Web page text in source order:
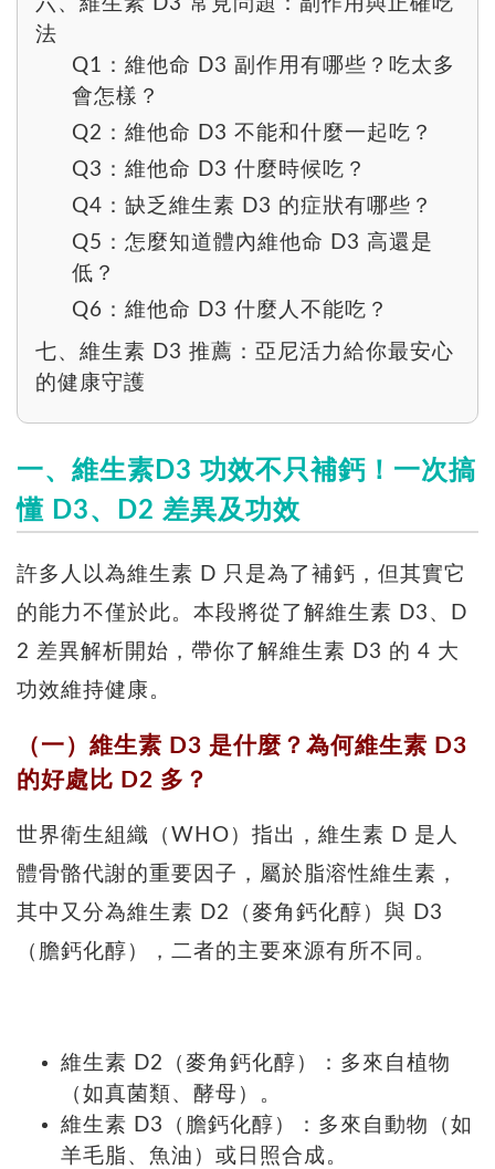
法
Q1：維他命 D3 副作用有哪些？吃太多
會怎樣？
Q2：維他命 D3 不能和什麼一起吃？
Q3：維他命 D3 什麼時候吃？
Q4：缺乏維生素 D3 的症狀有哪些？
Q5：怎麼知道體內維他命 D3 高還是
低？
Q6：維他命 D3 什麼人不能吃？
七、維生素 D3 推薦：亞尼活力給你最安心
的健康守護
一、維生素D3 功效不只補鈣！一次搞
懂 D3、D2 差異及功效
許多人以為維生素 D 只是為了補鈣，但其實它
的能力不僅於此。本段將從了解維生素 D3、D
2 差異解析開始，帶你了解維生素 D3 的 4 大
功效維持健康。
（一）維生素 D3 是什麼？為何維生素 D3
的好處比 D2 多？
世界衛生組織（WHO）指出，維生素 D 是人
體骨骼代謝的重要因子，屬於脂溶性維生素，
其中又分為維生素 D2（麥角鈣化醇）與 D3
（膽鈣化醇），二者的主要來源有所不同。
維生素 D2（麥角鈣化醇）：多來自植物
（如真菌類、酵母）。
維生素 D3（膽鈣化醇）：多來自動物（如
羊毛脂、魚油）或日照合成。